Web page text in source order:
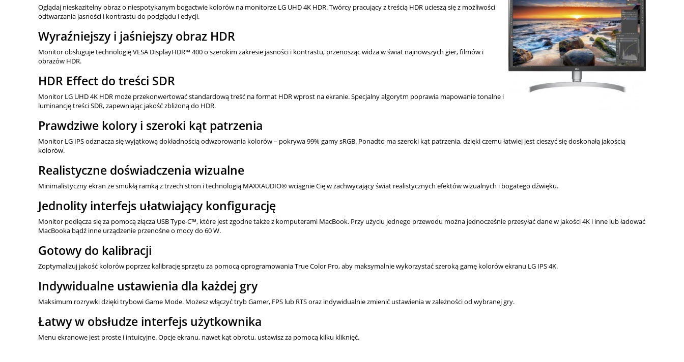
Oglądaj nieskazitelny obraz o niespotykanym bogactwie kolorów na monitorze LG UHD 4K HDR. Twórcy pracujący z treścią HDR ucieszą się z możliwości
odtwarzania jasności i kontrastu do podglądu i edycji.
Wyraźniejszy i jaśniejszy obraz HDR
Monitor obsługuje technologię VESA DisplayHDR™ 400 o szerokim zakresie jasności i kontrastu, przenosząc widza w świat najnowszych gier, filmów i
obrazów HDR.
HDR Effect do treści SDR
Monitor LG UHD 4K HDR może przekonwertować standardową treść na format HDR wprost na ekranie. Specjalny algorytm poprawia mapowanie tonalne i
luminancję treści SDR, zapewniając jakość zbliżoną do HDR.
Prawdziwe kolory i szeroki kąt patrzenia
Monitor LG IPS odznacza się wyjątkową dokładnością odwzorowania kolorów – pokrywa 99% gamy sRGB. Ponadto ma szeroki kąt patrzenia, dzięki czemu łatwiej jest cieszyć się doskonałą jakością
kolorów.
Realistyczne doświadczenia wizualne
Minimalistyczny ekran ze smukłą ramką z trzech stron i technologią MAXXAUDIO® wciągnie Cię w zachwycający świat realistycznych efektów wizualnych i bogatego dźwięku.
Jednolity interfejs ułatwiający konfigurację
Monitor podłącza się za pomocą złącza USB Type-C™, które jest zgodne także z komputerami MacBook. Przy użyciu jednego przewodu można jednocześnie przesyłać dane w jakości 4K i inne lub ładować
MacBooka bądź inne urządzenie przenośne o mocy do 60 W.
Gotowy do kalibracji
Zoptymalizuj jakość kolorów poprzez kalibrację sprzętu za pomocą oprogramowania True Color Pro, aby maksymalnie wykorzystać szeroką gamę kolorów ekranu LG IPS 4K.
Indywidualne ustawienia dla każdej gry
Maksimum rozrywki dzięki trybowi Game Mode. Możesz włączyć tryb Gamer, FPS lub RTS oraz indywidualnie zmienić ustawienia w zależności od wybranej gry.
Łatwy w obsłudze interfejs użytkownika
Menu ekranowe jest proste i intuicyjne. Opcje ekranu, nawet kąt obrotu, ustawisz za pomocą kilku kliknięć.